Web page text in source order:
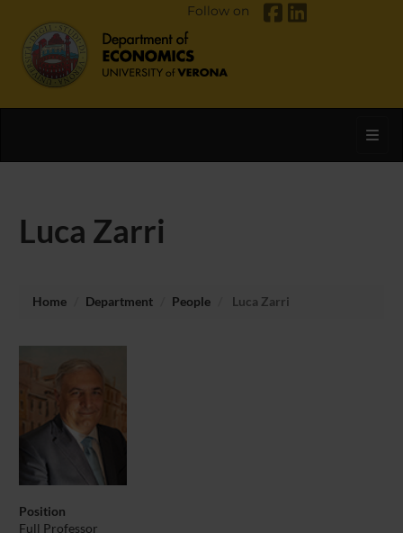
Follow on
Luca Zarri
Home Department People Luca Zarri
Position
Full Professor